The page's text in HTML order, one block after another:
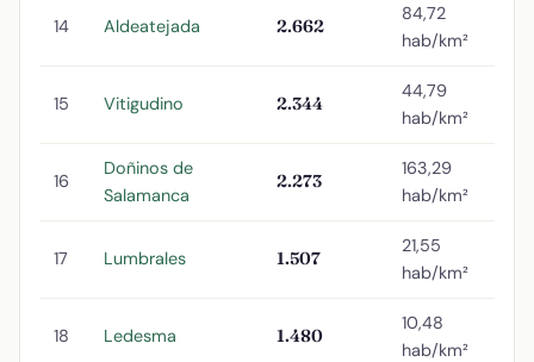
14 Aldeatejada 2.662
84,72
hab/km²
15 Vitigudino 2.344
44,79
hab/km²
16
Doñinos de
Salamanca
2.273
163,29
hab/km²
17 Lumbrales 1.507
21,55
hab/km²
18 Ledesma 1.480
10,48
hab/km²